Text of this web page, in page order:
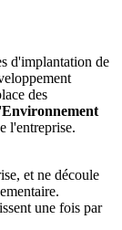
d'implantation de
des
l'entreprise.
et ne découle
une fois par